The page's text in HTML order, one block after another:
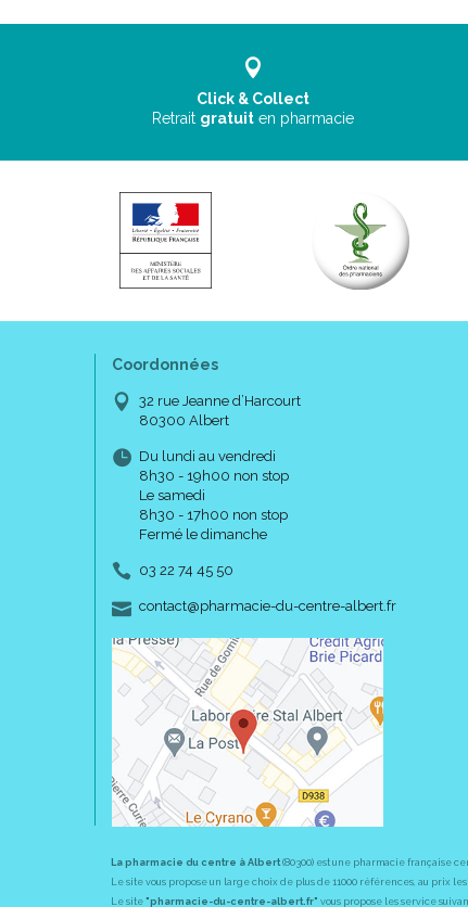
Click & Collect
Retrait gratuit en pharmacie
Coordonnées
32 rue Jeanne d’Harcourt
80300 Albert
Du lundi au vendredi
8h30 - 19h00 non stop
Le samedi
8h30 - 17h00 non stop
Fermé le dimanche
03 22 74 45 50
contact-
@-
pharmacie-du-centre-albert.fr
La pharmacie du centre à Albert(80300) est une pharmacie française
Le site vous propose un large choix de plus de 11000 références, au prix
Le site "pharmacie-du-centre-albert.fr" vous propose les service